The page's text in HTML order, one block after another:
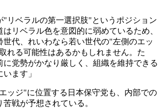
"リベラルの第一選択肢"というポジション
リベラル色を意図的に弱めているため、
世代、れいわなら若い世代の"左側のエッ
れる可能性はあるかもしれません。た
に党勢がかなり厳しく、組織を維持できる
ます」
ッジ"に位置する日本保守党も、内部での
戦が予想されている。